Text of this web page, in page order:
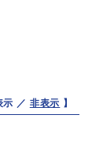
示 ／ 非表示 】